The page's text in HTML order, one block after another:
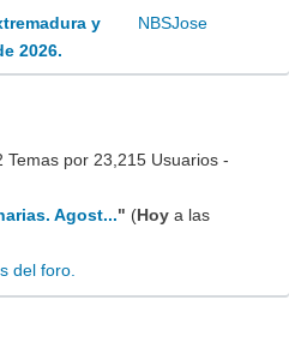
y
2026.
NBSJose
por 23,215 Usuarios -
Agost..." (Hoy a las
del foro.